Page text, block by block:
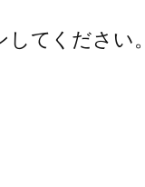
てください。